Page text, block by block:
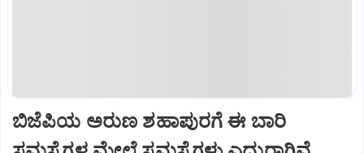
ಬಿಜೆಪಿಯ ಅರುಣ ಶಹಾಪುರಗೆ ಈ ಬಾರಿ